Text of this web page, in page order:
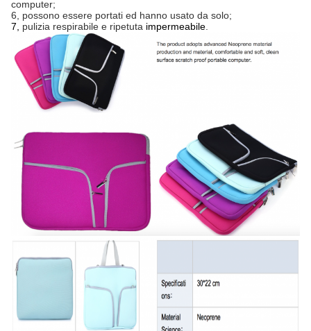
computer;
6, possono essere portati ed hanno usato da solo;
7, pulizia respirabile e ripetuta impermeabile